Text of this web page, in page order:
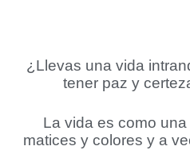
¿Llevas una vida
tener paz y
La vida es como
matices y colores y a